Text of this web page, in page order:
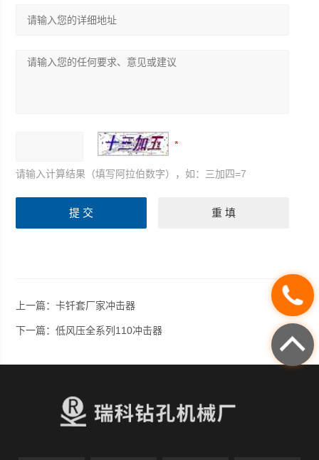
请输入计算结果（填写阿拉伯数字），如：三加四=7
上一篇：卡钎套厂家冲击器
下一篇：低风压全系列110冲击器